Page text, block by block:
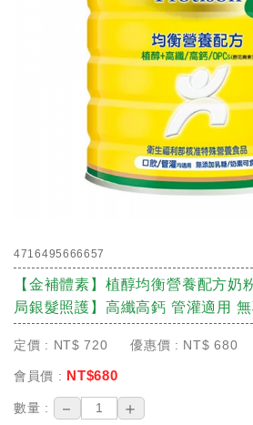
4716495666657
【金補體素】植醇均衡營養配方奶
局銀髮照護】高纖高鈣 管灌適用
定價 : NT$ 720 優惠價 : NT$ 680
會員價 : NT$680
數量 : － ＋